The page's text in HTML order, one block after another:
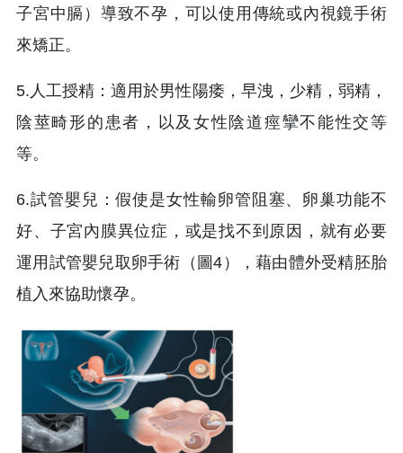
子宮中膈）導致不孕，可以使用傳統或內視鏡手術
來矯正。
5.人工授精：適用於男性陽痿，早洩，少精，弱精，
陰莖畸形的患者，以及女性陰道痙攣不能性交等
等。
6.試管嬰兒：假使是女性輸卵管阻塞、卵巢功能不
好、子宮內膜異位症，或是找不到原因，就有必要
運用試管嬰兒取卵手術（圖4），藉由體外受精胚胎
植入來協助懷孕。